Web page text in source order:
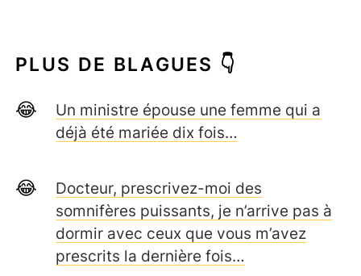
PLUS DE BLAGUES 👇
Un ministre épouse une femme qui a
déjà été mariée dix fois…
Docteur, prescrivez-moi des
somnifères puissants, je n’arrive pas à
dormir avec ceux que vous m’avez
prescrits la dernière fois…